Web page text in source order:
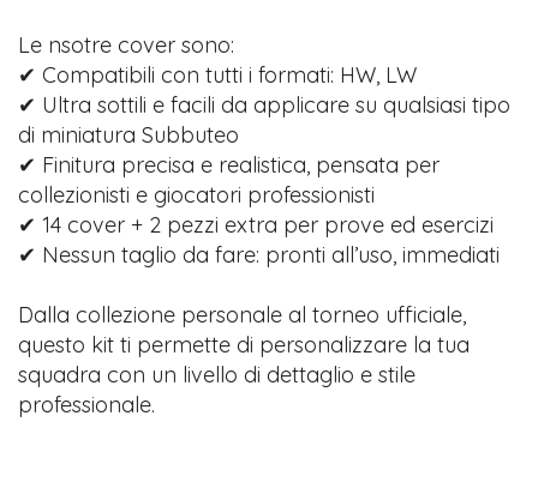
Le nsotre cover sono:
✔ Compatibili con tutti i formati: HW, LW
✔ Ultra sottili e facili da applicare su qualsiasi tipo
di miniatura Subbuteo
✔ Finitura precisa e realistica, pensata per
collezionisti e giocatori professionisti
✔ 14 cover + 2 pezzi extra per prove ed esercizi
✔ Nessun taglio da fare: pronti all’uso, immediati
Dalla collezione personale al torneo ufficiale,
questo kit ti permette di personalizzare la tua
squadra con un livello di dettaglio e stile
professionale.